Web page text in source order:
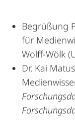
Begrüßung
für
Wolff-Wölk
Dr. Kai